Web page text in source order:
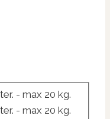
- max 20 kg.
- max 20 kg.